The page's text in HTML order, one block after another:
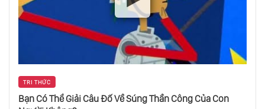
Lòng Tận Hiến Và Trí Thông Mình Của Con
Khám Phá Toàn Bộ Vũ Trụ Trong Sự Tĩnh
TRI THỨC
Bạn Có Thể Giải Câu Đố Về Súng Thần Công Của Con